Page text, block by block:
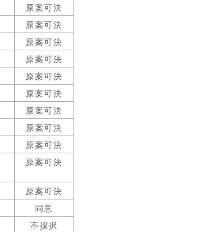
原案可決
原案可決
原案可決
原案可決
原案可決
原案可決
原案可決
原案可決
原案可決
原案可決
原案可決
同意
不採択